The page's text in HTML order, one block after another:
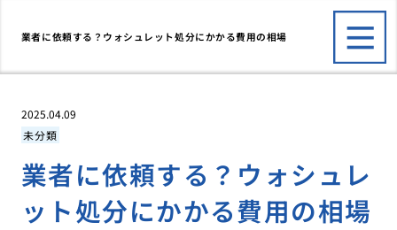
業者に依頼する？ウォシュレット処分にかかる費用の相場
2025.04.09
未分類
業者に依頼する？ウォシュレ
ット処分にかかる費用の相場